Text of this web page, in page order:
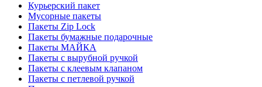
Курьерский пакет
Мусорные пакеты
Пакеты Zip Lock
Пакеты бумажные подарочные
Пакеты МАЙКА
Пакеты с вырубной ручкой
Пакеты с клеевым клапаном
Пакеты с петлевой ручкой